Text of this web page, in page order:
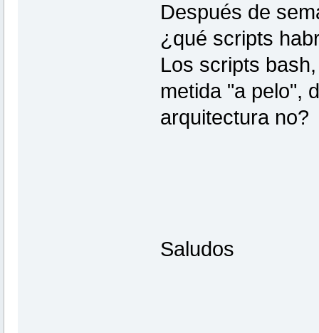
Después de
¿qué scripts
Los scripts
metida "a pelo",
arquitectura no?
Saludos